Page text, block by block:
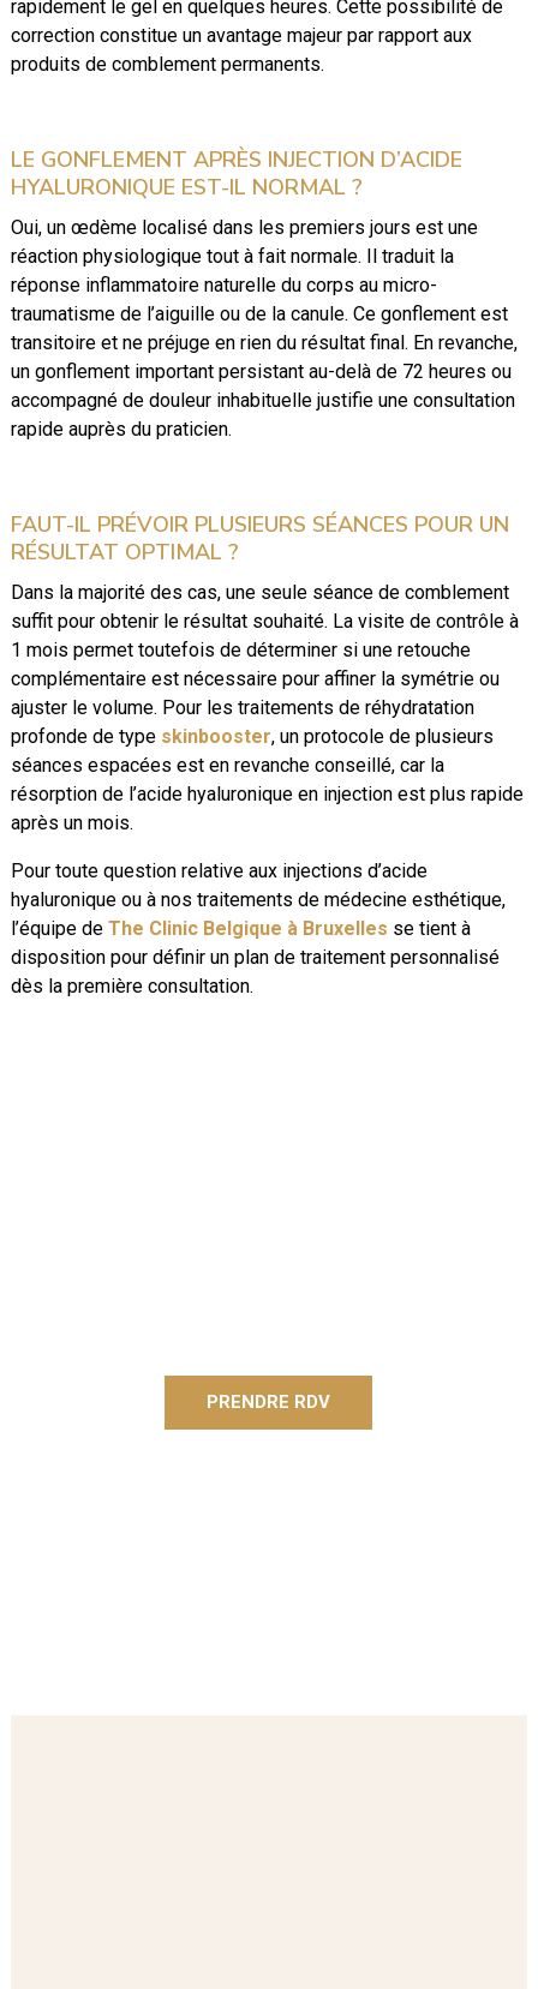
rapidement le gel en quelques heures. Cette possibilité de
correction constitue un avantage majeur par rapport aux
produits de comblement permanents.
LE GONFLEMENT APRÈS INJECTION D’ACIDE
HYALURONIQUE EST-IL NORMAL ?
Oui, un œdème localisé dans les premiers jours est une
réaction physiologique tout à fait normale. Il traduit la
réponse inflammatoire naturelle du corps au micro-
traumatisme de l’aiguille ou de la canule. Ce gonflement est
transitoire et ne préjuge en rien du résultat final. En revanche,
un gonflement important persistant au-delà de 72 heures ou
accompagné de douleur inhabituelle justifie une consultation
rapide auprès du praticien.
FAUT-IL PRÉVOIR PLUSIEURS SÉANCES POUR UN
RÉSULTAT OPTIMAL ?
Dans la majorité des cas, une seule séance de comblement
suffit pour obtenir le résultat souhaité. La visite de contrôle à
1 mois permet toutefois de déterminer si une retouche
complémentaire est nécessaire pour affiner la symétrie ou
ajuster le volume. Pour les traitements de réhydratation
profonde de type skinbooster, un protocole de plusieurs
séances espacées est en revanche conseillé, car la
résorption de l’acide hyaluronique en injection est plus rapide
après un mois.
Pour toute question relative aux injections d’acide
hyaluronique ou à nos traitements de médecine esthétique,
l’équipe de The Clinic Belgique à Bruxelles se tient à
disposition pour définir un plan de traitement personnalisé
dès la première consultation.
PRENDRE RDV